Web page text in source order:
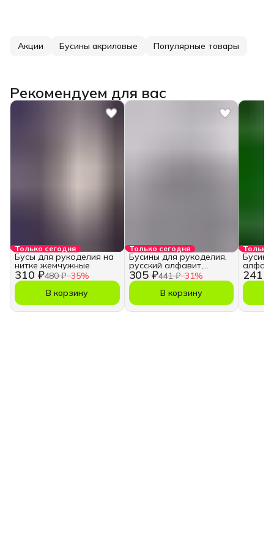
Акции Бусины акриловые Популярные товары
Рекомендуем для вас
Только сегодня
310 ₽480 ₽−35%
Бусы для рукоделия на
нитке жемчужные
В корзину
Только сегодня
305 ₽441 ₽−31%
Бусины для рукоделия,
русский алфавит,
кубики
В корзину
Только
241 ₽